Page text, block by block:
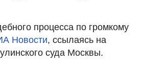
процесса по громкому
Новости, ссылаясь на
суда Москвы.